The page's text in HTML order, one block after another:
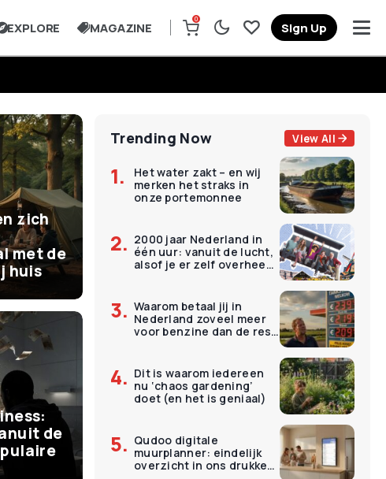
EXPLORE MAGAZINE
0
Sign Up
kosten
– en dat is precies
goed werken
zich
met de
huis
de
Trending Now View All
Het water zakt – en wij
merken het straks in
onze portemonnee
2000 jaar Nederland in
één uur: vanuit de lucht,
alsof je er zelf overheen
Waarom betaal jij in
Nederland zoveel meer
voor benzine dan de rest
Dit is waarom iedereen
nu ‘chaos gardening’
doet (en het is geniaal)
Qudoo digitale
muurplanner: eindelijk
overzicht in ons drukke